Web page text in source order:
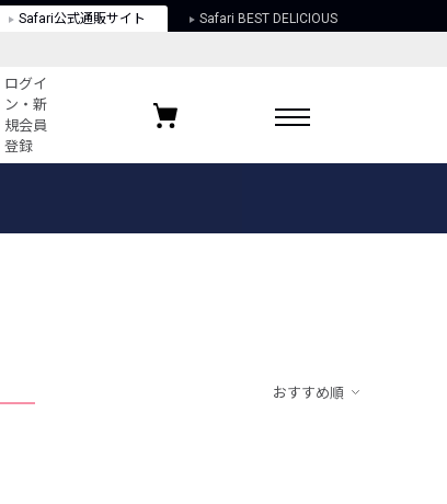
Safari公式通販サイト Safari BEST DELICIOUS
ログイ
ン・新
規会員
登録
お気に入りブランド
おすすめ順